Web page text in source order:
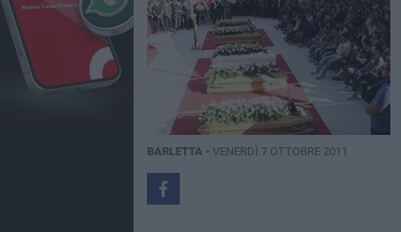
BARLETTA - VENERDÌ 7 OTTOBRE 2011